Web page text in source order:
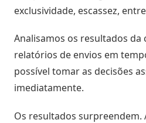
Data
exclusividade, escassez,
Analisamos os resultados da
relatórios de envios em
possível tomar as decisões
imediatamente.
Os resultados surpreendem.